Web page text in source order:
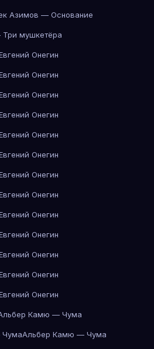
Азимов — Основание
мушкетёра
Онегин
Онегин
Онегин
Онегин
Онегин
Онегин
Онегин
Онегин
Онегин
Онегин
Онегин
Онегин
Онегин
Камю — Чума
Альбер Камю — Чума